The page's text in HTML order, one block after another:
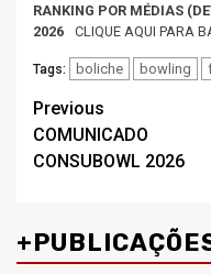
RANKING POR MÉDIAS
2026
CLIQUE AQUI PARA
Tags: boliche bowling
Post
navigation
Previous
COMUNICADO
CONSUBOWL 2026